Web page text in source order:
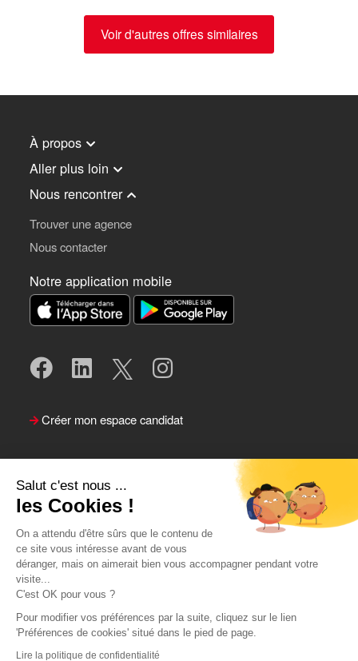
Salut c'est nous ...
les Cookies !
On a attendu d'être sûrs que le contenu de
ce site vous intéresse avant de vous
déranger, mais on aimerait bien vous accompagner pendant votre
visite...
C'est OK pour vous ?
Pour modifier vos préférences par la suite, cliquez sur le lien
'Préférences de cookies' situé dans le pied de page.
Lire la politique de confidentialité
Voir d'autres offres similaires
À propos
Aller plus loin
Nous rencontrer
Trouver une agence
Nous contacter
Notre application mobile
Créer mon espace candidat